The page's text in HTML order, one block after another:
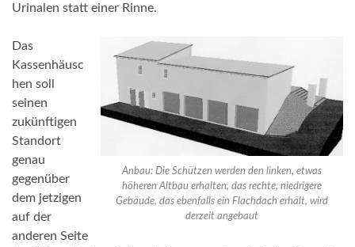
Urinalen statt einer Rinne.
Anbau: Die Schützen werden den linken, etwas
höheren Altbau erhalten, das rechte, niedrigere
Gebäude, das ebenfalls ein Flachdach erhält, wird
derzeit angebaut
Das
Kassenhäusc
hen soll
seinen
zukünftigen
Standort
genau
gegenüber
dem jetzigen
auf der
anderen Seite